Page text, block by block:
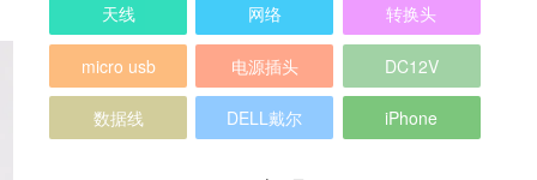
天线 网络 转换头
micro usb 电源插头 DC12V
数据线 DELL戴尔 iPhone